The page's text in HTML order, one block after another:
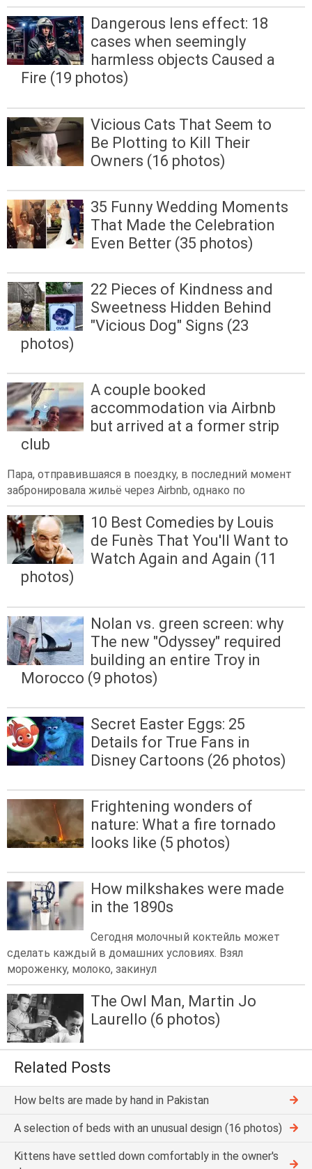
Dangerous lens effect: 18
cases when seemingly
harmless objects Caused a
Fire (19 photos)
Vicious Cats That Seem to
Be Plotting to Kill Their
Owners (16 photos)
35 Funny Wedding Moments
That Made the Celebration
Even Better (35 photos)
22 Pieces of Kindness and
Sweetness Hidden Behind
"Vicious Dog" Signs (23
photos)
A couple booked
accommodation via Airbnb
but arrived at a former strip
club
Пара, отправившаяся в поездку, в последний момент
забронировала жильё через Airbnb, однако по
10 Best Comedies by Louis
de Funès That You'll Want to
Watch Again and Again (11
photos)
Nolan vs. green screen: why
The new "Odyssey" required
building an entire Troy in
Morocco (9 photos)
Secret Easter Eggs: 25
Details for True Fans in
Disney Cartoons (26 photos)
Frightening wonders of
nature: What a fire tornado
looks like (5 photos)
How milkshakes were made
in the 1890s
Сегодня молочный коктейль может
сделать каждый в домашних условиях. Взял
мороженку, молоко, закинул
The Owl Man, Martin Jo
Laurello (6 photos)
Related Posts
How belts are made by hand in Pakistan
A selection of beds with an unusual design (16 photos)
Kittens have settled down comfortably in the owner's